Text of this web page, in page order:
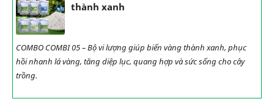
thành xanh
COMBO COMBI 05 – Bộ vi lượng giúp biến vàng thành xanh, phục
hồi nhanh lá vàng, tăng diệp lục, quang hợp và sức sống cho cây
trồng.